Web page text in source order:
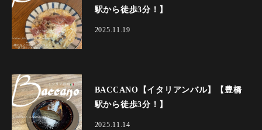
駅から徒歩3分！】
2025.11.19
BACCANO【イタリアンバル】【豊橋
駅から徒歩3分！】
2025.11.14